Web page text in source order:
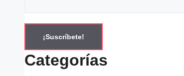
Categorías